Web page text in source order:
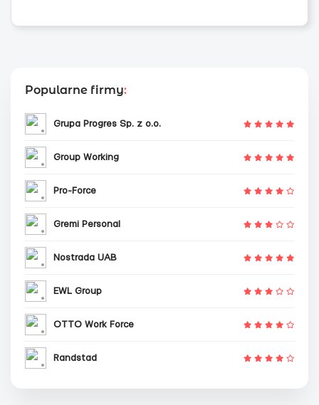
Popularne firmy:
Grupa Progres Sp. z o.o.
Group Working
Pro-Force
Gremi Personal
Nostrada UAB
EWL Group
OTTO Work Force
Randstad